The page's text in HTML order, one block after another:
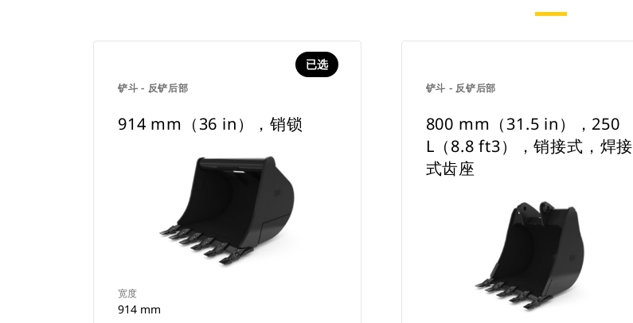
铲斗 - 反铲后部
已选
914 mm（36 in），销锁
宽度
914 mm
铲斗 - 反铲后部
800 mm（31.5 in），250
L（8.8 ft3），销接式，焊接
式齿座